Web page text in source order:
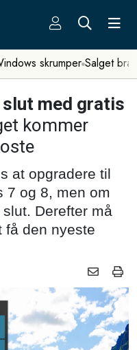
skrumper Salget
slut med gratis
kommer
at opgradere til
7 og 8, men om
Derefter må
få den nyeste